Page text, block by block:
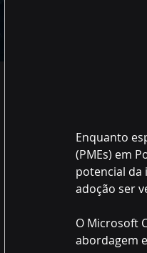
Enquanto
(PMEs) em
potencial da
adoção ser
O Microsoft
abordagem